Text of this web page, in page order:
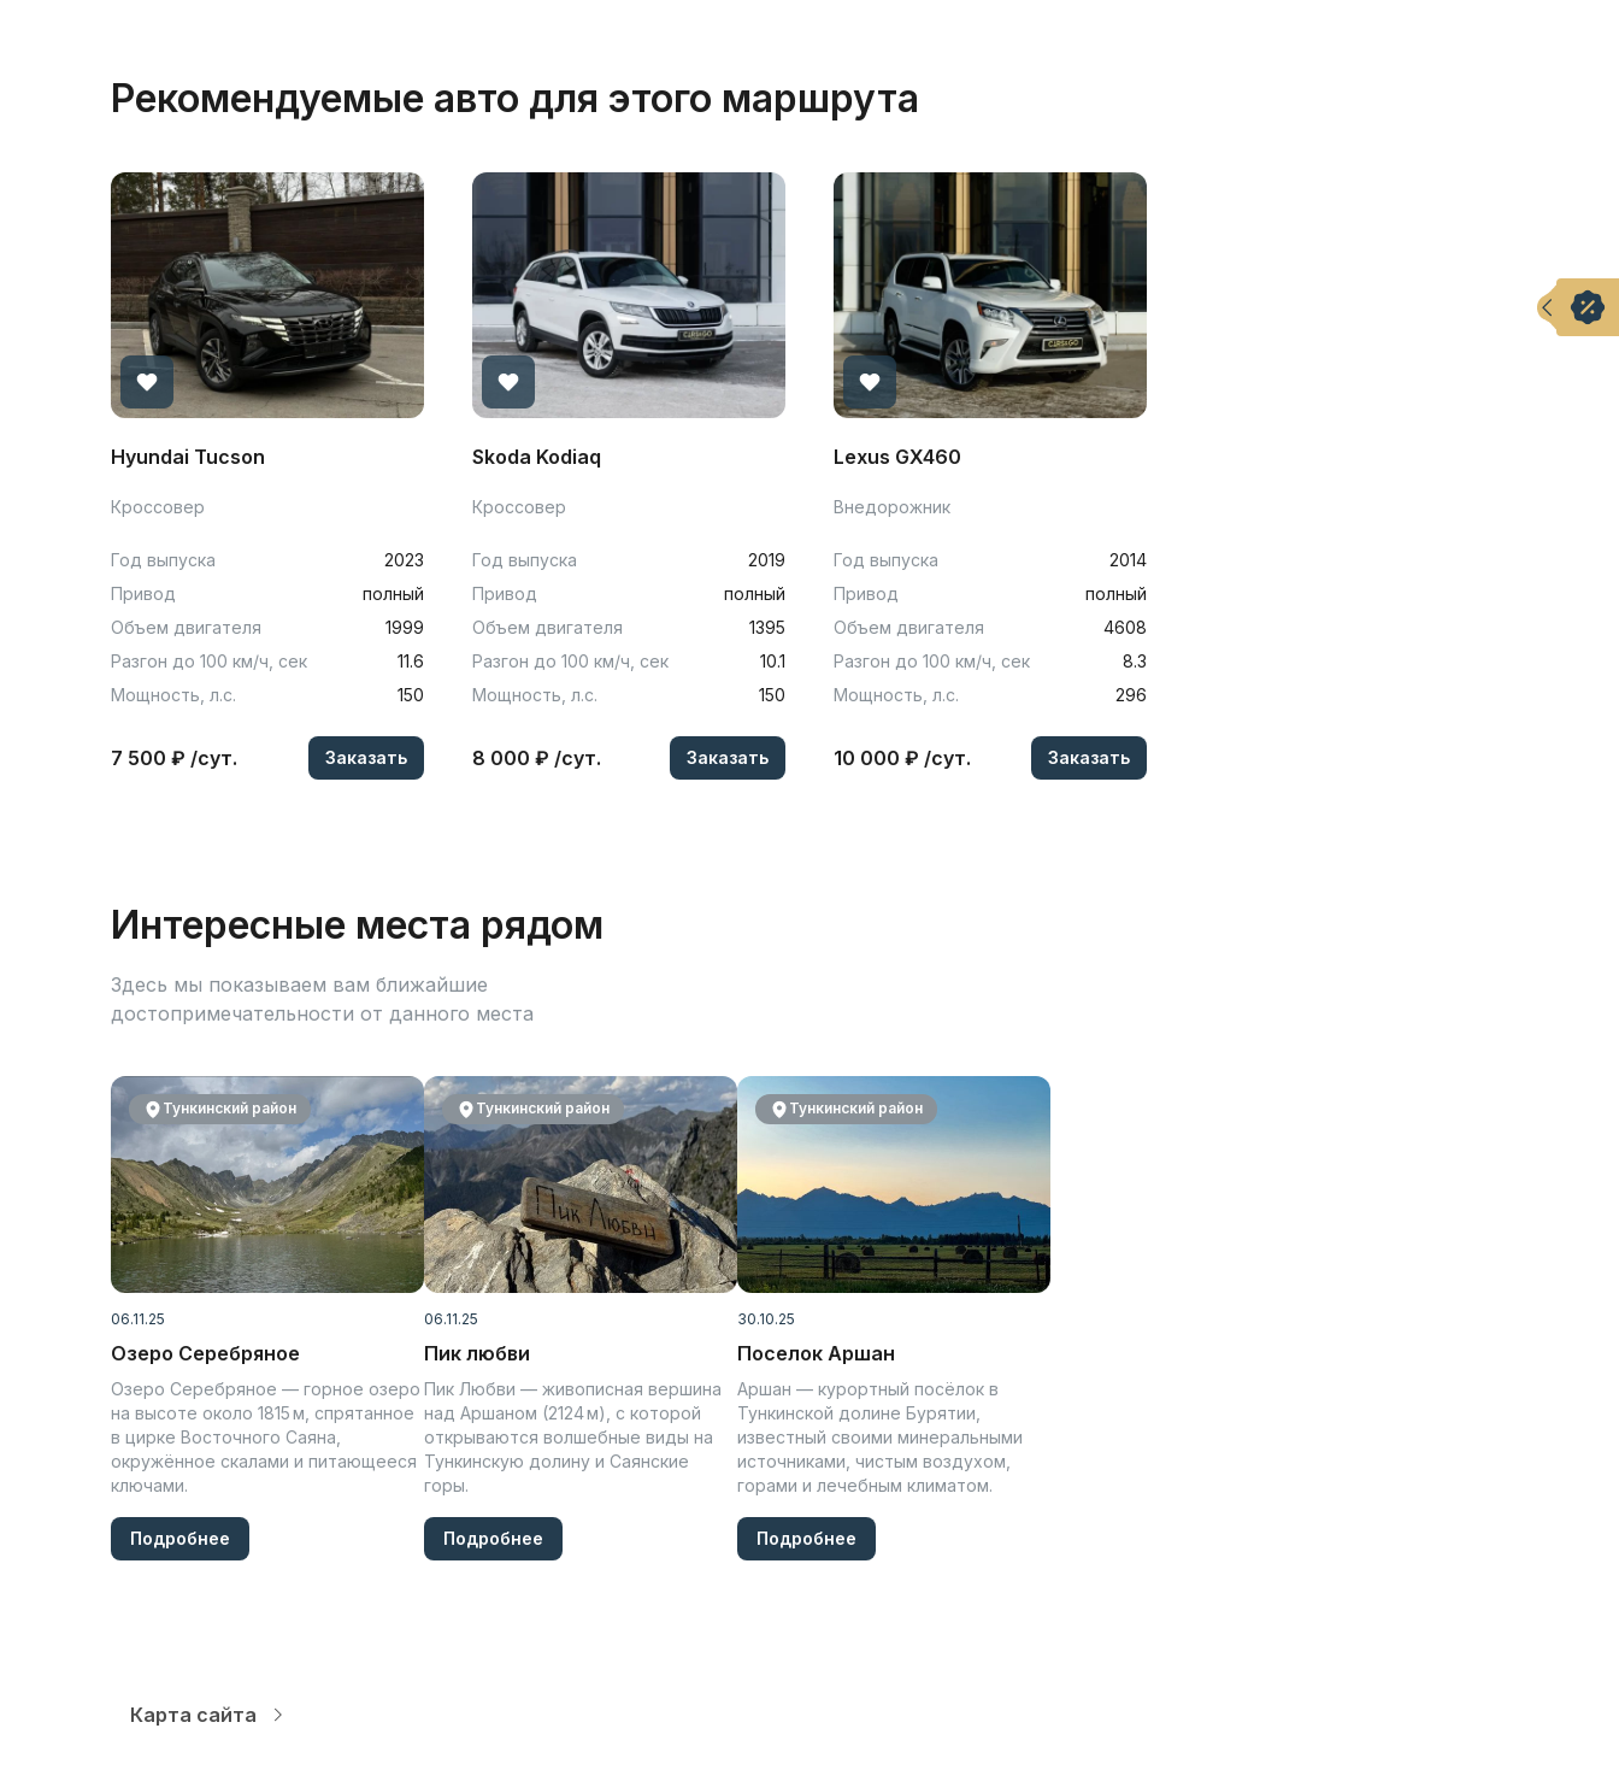
Рекомендуемые авто для этого маршрута
Hyundai Tucson
Кроссовер
Год выпуска
2023
Привод
полный
Объем двигателя
1999
Разгон до 100 км/ч, сек
11.6
Мощность, л.с.
150
7 500 ₽ /сут. Заказать
Skoda Kodiaq
Кроссовер
Год выпуска
2019
Привод
полный
Объем двигателя
1395
Разгон до 100 км/ч, сек
10.1
Мощность, л.с.
150
8 000 ₽ /сут. Заказать
Lexus GX460
Внедорожник
Год выпуска
2014
Привод
полный
Объем двигателя
4608
Разгон до 100 км/ч, сек
8.3
Мощность, л.с.
296
10 000 ₽ /сут. Заказать
Интересные места рядом
Здесь мы показываем вам ближайшие
достопримечательности от данного места
Тункинский район
06.11.25
Озеро Серебряное
Озеро Серебряное — горное озеро
на высоте около 1815 м, спрятанное
в цирке Восточного Саяна,
окружённое скалами и питающееся
ключами.
Подробнее
Тункинский район
06.11.25
Пик любви
Пик Любви — живописная вершина
над Аршаном (2124 м), с которой
открываются волшебные виды на
Тункинскую долину и Саянские
горы.
Подробнее
Тункинский район
30.10.25
Поселок Аршан
Аршан — курортный посёлок в
Тункинской долине Бурятии,
известный своими минеральными
источниками, чистым воздухом,
горами и лечебным климатом.
Подробнее
Карта сайта